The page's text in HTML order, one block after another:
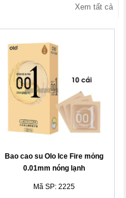
Xem tất cả
Bao cao su Olo Ice Fire mỏng
0.01mm nóng lạnh
Mã SP: 2225